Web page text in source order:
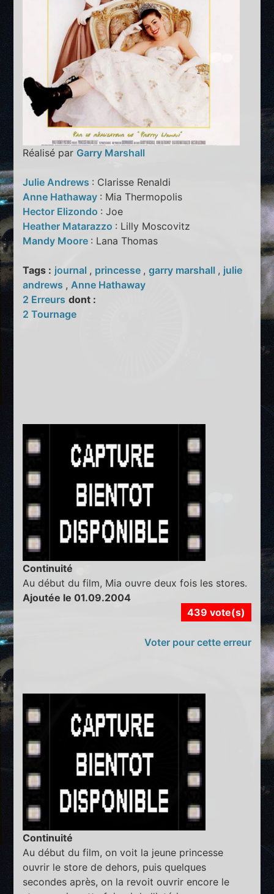
Réalisé par Garry Marshall
Julie Andrews : Clarisse Renaldi
Anne Hathaway : Mia Thermopolis
Hector Elizondo : Joe
Heather Matarazzo : Lilly Moscovitz
Mandy Moore : Lana Thomas
Tags : journal , princesse ,garry marshall , julie
andrews , Anne Hathaway
2 Erreurs dont :
2 Tournage
Continuité
Au début du film, Mia ouvre deux fois les stores.
Ajoutée le 01.09.2004
439 vote(s)
Voter pour cette erreur
Continuité
Au début du film, on voit la jeune princesse
ouvrir le store de dehors, puis quelques
secondes après, on la revoit ouvrir encore le